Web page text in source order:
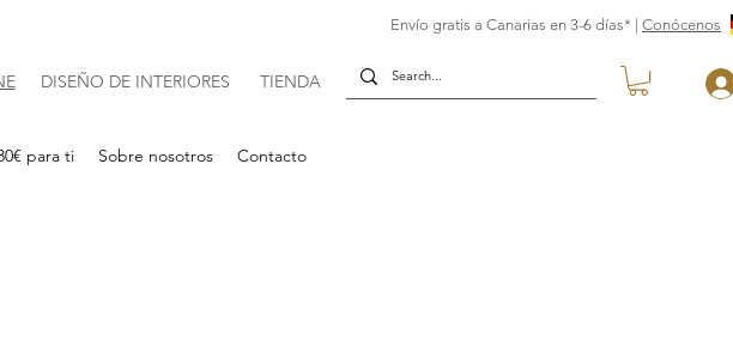
Envío gratis a Canarias en 3-6 días* | Conócenos
DISEÑO DE INTERIORES TIENDA
para ti Sobre nosotros Contacto